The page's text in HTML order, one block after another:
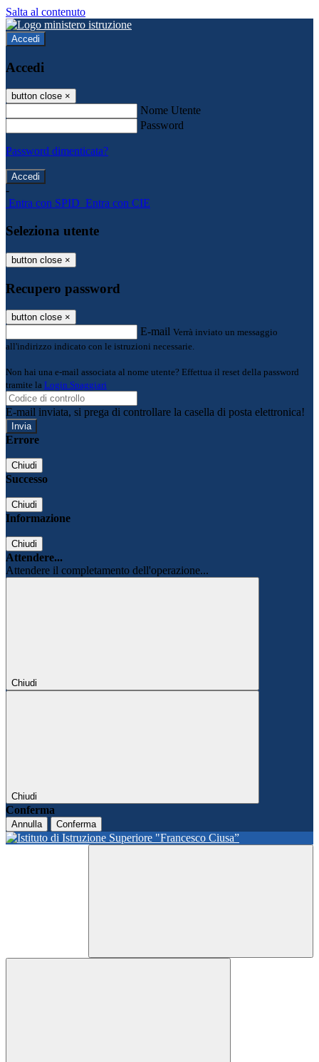
Salta al contenuto
Accedi
Accedi
button close ×
Nome Utente
Password
Password dimenticata?
-
Entra con SPID Entra con CIE
Seleziona utente
button close ×
Recupero password
button close ×
E-mail Verrà inviato un messaggio
all'indirizzo indicato con le istruzioni necessarie.
Non hai una e-mail associata al nome utente? Effettua il reset della password
tramite la Login Spaggiari
E-mail inviata, si prega di controllare la casella di posta elettronica!
Errore
Chiudi
Successo
Chiudi
Informazione
Chiudi
Attendere...
Attendere il completamento dell'operazione...
Chiudi
Chiudi
Conferma
Annulla Conferma